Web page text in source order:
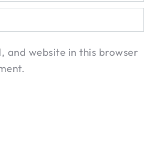
and website in this browser